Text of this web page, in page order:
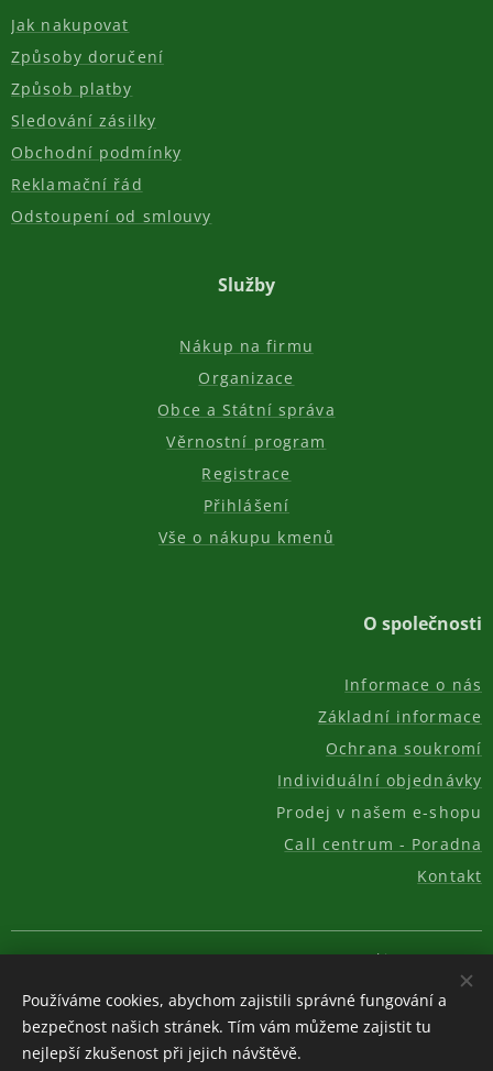
Jak nakupovat
Způsoby doručení
Způsob platby
Sledování zásilky
Obchodní podmínky
Reklamační řád
Odstoupení od smlouvy
Služby
Nákup na firmu
Organizace
Obce a Státní správa
Věrnostní program
Registrace
Přihlášení
Vše o nákupu kmenů
O společnosti
Informace o nás
Základní informace
Ochrana soukromí
Individuální objednávky
Prodej v našem e-shopu
Call centrum - Poradna
Kontakt
© 2011-2026, AKC REAL GROUP s.r.o. Cookies
Měna
CZK Kč
EUR € USD $
Používáme cookies, abychom zajistili správné fungování a
bezpečnost našich stránek. Tím vám můžeme zajistit tu
nejlepší zkušenost při jejich návštěvě.